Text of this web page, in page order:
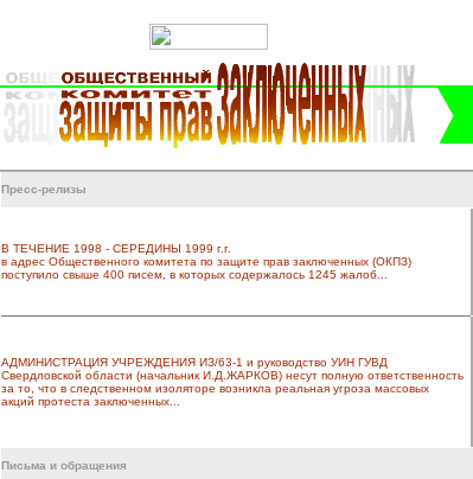
Пресс-релизы
В ТЕЧЕНИЕ 1998 - СЕРЕДИНЫ 1999 г.г.
в адрес Общественного комитета по защите прав заключенных (ОКПЗ)
поступило свыше 400 писем, в которых содержалось 1245 жалоб...
АДМИНИСТРАЦИЯ УЧРЕЖДЕНИЯ ИЗ/63-1 и руководство УИН ГУВД
Свердловской области (начальник И.Д.ЖАРКОВ) несут полную ответственность
за то, что в следственном изоляторе возникла реальная угроза массовых
акций протеста заключенных...
Письма и обращения